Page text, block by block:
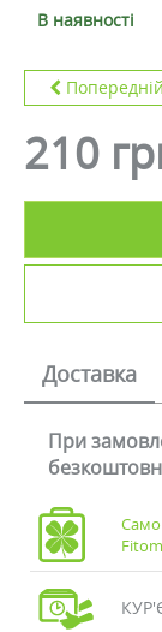
В наявності
Попередній
210
Доставка
При